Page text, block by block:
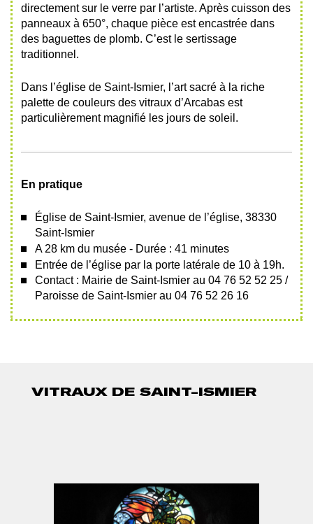
directement sur le verre par l’artiste. Après cuisson des
panneaux à 650°, chaque pièce est encastrée dans
des baguettes de plomb. C’est le sertissage
traditionnel.
Dans l’église de Saint-Ismier, l’art sacré à la riche
palette de couleurs des vitraux d’Arcabas est
particulièrement magnifié les jours de soleil.
En pratique
Église de Saint-Ismier, avenue de l’église, 38330
Saint-Ismier
A 28 km du musée - Durée : 41 minutes
Entrée de l’église par la porte latérale de 10 à 19h.
Contact : Mairie de Saint-Ismier au 04 76 52 52 25 /
Paroisse de Saint-Ismier au 04 76 52 26 16
VITRAUX DE SAINT-ISMIER